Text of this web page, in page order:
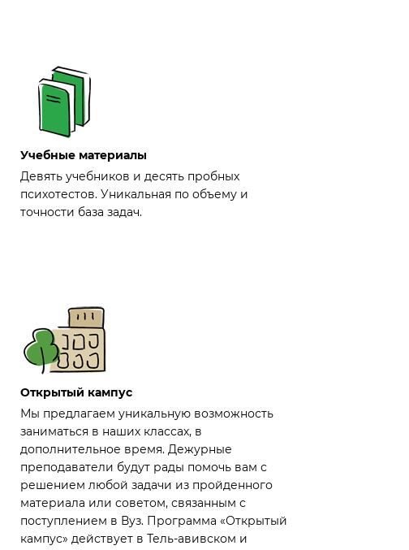
Учебные материалы
Девять учебников и десять пробных
психотестов. Уникальная по объему и
точности база задач.
Открытый кампус
Мы предлагаем уникальную возможность
заниматься в наших классах, в
дополнительное время. Дежурные
преподаватели будут рады помочь вам с
решением любой задачи из пройденного
материала или советом, связанным с
поступлением в Вуз. Программа «Открытый
кампус» действует в Тель-авивском и